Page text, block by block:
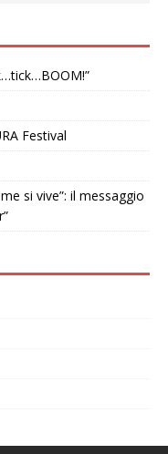
Festival
si vive”: il messaggio